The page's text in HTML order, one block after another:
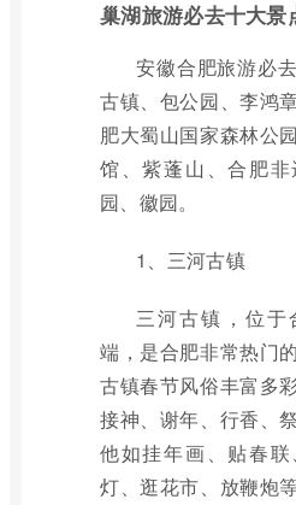
巢湖旅游必去十大景
安徽合肥旅游必
古镇、包公园、李鸿
肥大蜀山国家森林公
馆、紫蓬山、合肥
园、徽园。
1、三河古镇
三河古镇，位于
端，是合肥非常热门
古镇春节风俗丰富多
接神、谢年、行香、
他如挂年画、贴春
灯、逛花市、放鞭炮